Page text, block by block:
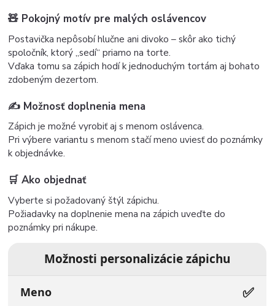
🧸 Pokojný motív pre malých oslávencov
Postavička nepôsobí hlučne ani divoko – skôr ako tichý
spoločník, ktorý „sedí“ priamo na torte.
Vďaka tomu sa zápich hodí k jednoduchým tortám aj bohato
zdobeným dezertom.
✍️ Možnosť doplnenia mena
Zápich je možné vyrobiť aj s menom oslávenca.
Pri výbere variantu s menom stačí meno uviesť do poznámky
k objednávke.
🛒 Ako objednať
Vyberte si požadovaný štýl zápichu.
Požiadavky na doplnenie mena na zápich uveďte do
poznámky pri nákupe.
Možnosti personalizácie zápichu
Meno ✅